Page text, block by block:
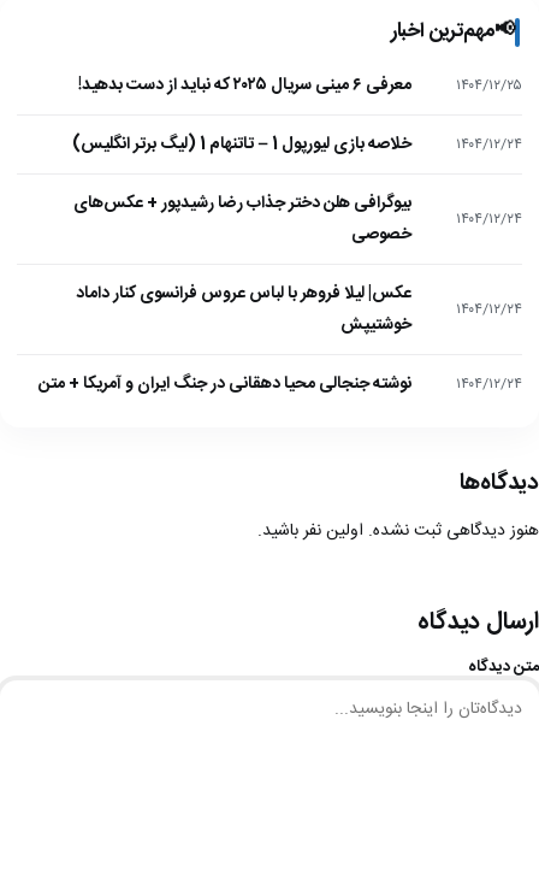
📢مهم‌ترین اخبار
۱۴۰۴/۱۲/۲۵ معرفی ۶ مینی سریال ۲۰۲۵ که نباید از دست بدهید!
۱۴۰۴/۱۲/۲۴ خلاصه بازی لیورپول 1 – تاتنهام 1 (لیگ برتر انگلیس)
۱۴۰۴/۱۲/۲۴
بیوگرافی هلن دختر جذاب رضا رشیدپور + عکس‌های
خصوصی
۱۴۰۴/۱۲/۲۴
عکس| لیلا فروهر با لباس عروس فرانسوی کنار داماد
خوشتیپش
۱۴۰۴/۱۲/۲۴ نوشته جنجالی محیا دهقانی در جنگ ایران و آمریکا + متن
دیدگاه‌ها
هنوز دیدگاهی ثبت نشده. اولین نفر باشید.
ارسال دیدگاه
متن دیدگاه